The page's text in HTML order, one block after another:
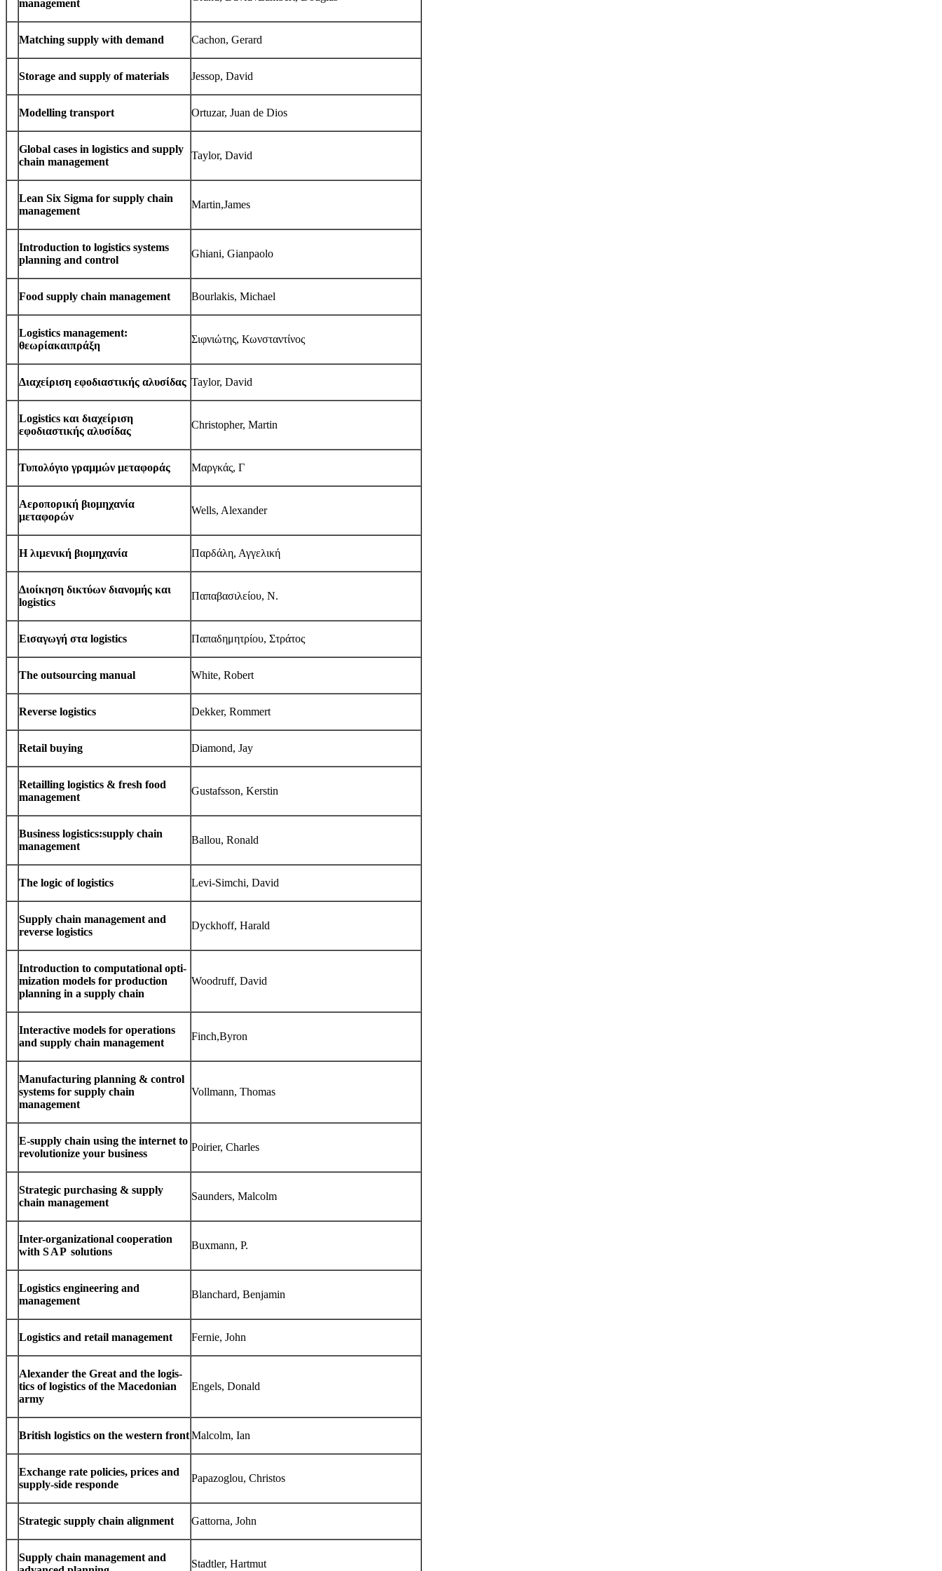
management
Match­ing sup­ply with demand Cachon, Gerard
Stor­age and sup­ply of materials Jes­sop, David
Mod­el­ling transport Ortuzar, Juan de Dios
Global cases in logis­tics and sup­ply
chain management
Tay­lor, David
Lean Six Sigma for sup­ply chain
management
Martin,James
Intro­duc­tion to logis­tics sys­tems
plan­ning and control
Ghi­ani, Gianpaolo
Food sup­ply chain management Bourlakis, Michael
Logis­tics man­age­ment:
θεωρίακαιπράξη
Σιφνιώτης, Κωνσταντίνος
Διαχείριση εφοδιαστικής αλυσίδας Tay­lor, David
Logis­tics και διαχείριση
εφοδιαστικής αλυσίδας
Christo­pher, Martin
Τυπολόγιο γραμμών μεταφοράς Μαργκάς, Γ
Αεροπορική βιομηχανία
μεταφορών
Wells, Alexander
Η λιμενική βιομηχανία Παρδάλη, Αγγελική
Διοίκηση δικτύων διανομής και
logistics
Παπαβασιλείου, Ν.
Εισαγωγή στα logistics Παπαδημητρίου, Στράτος
The out­sourc­ing manual White, Robert
Reverse logis­tics Dekker, Rommert
Retail buy­ing Dia­mond, Jay
Retailling logis­tics & fresh food
management
Gustafs­son, Kerstin
Busi­ness logistics:supply chain
management
Bal­lou, Ronald
The logic of logistics Levi-​Simchi, David
Sup­ply chain man­age­ment and
reverse logistics
Dyck­hoff, Harald
Intro­duc­tion to com­pu­ta­tional opti­
miza­tion mod­els for pro­duc­tion
plan­ning in a sup­ply chain
Woodruff, David
Inter­ac­tive mod­els for oper­a­tions
and sup­ply chain management
Finch,Byron
Man­u­fac­tur­ing plan­ning & con­trol
sys­tems for sup­ply chain
management
Voll­mann, Thomas
E-​supply chain using the inter­net to
rev­o­lu­tion­ize your business
Poirier, Charles
Strate­gic pur­chas­ing & sup­ply
chain management
Saun­ders, Malcolm
Inter-​organizational coop­er­a­tion
with SAP solutions
Bux­mann, P.
Logis­tics engi­neer­ing and
management
Blan­chard, Benjamin
Logis­tics and retail management Fer­nie, John
Alexan­der the Great and the logis­
tics of logis­tics of the Mace­don­ian
army
Engels, Donald
British logis­tics on the west­ern frontMal­colm, Ian
Exchange rate poli­cies, prices and
supply-​side responde
Papa­zoglou, Christos
Strate­gic sup­ply chain alignment Gat­torna, John
Sup­ply chain man­age­ment and
Stadtler, Hartmut